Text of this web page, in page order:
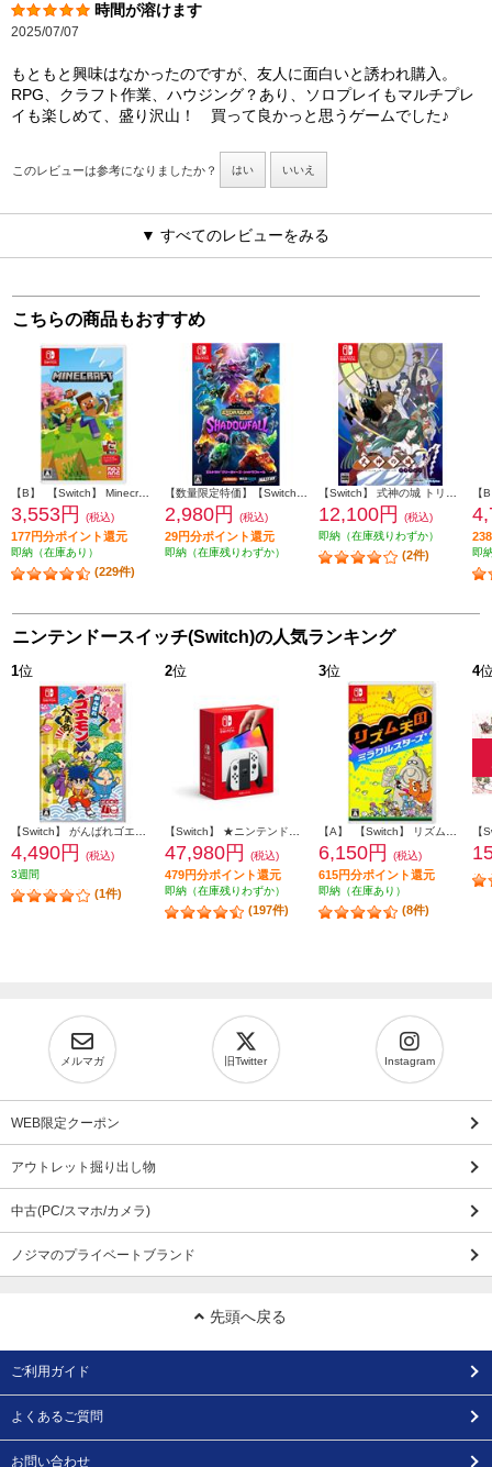
時間が溶けます
2025/07/07
もともと興味はなかったのですが、友人に面白いと誘われ購入。
RPG、クラフト作業、ハウジング？あり、ソロプレイもマルチプレ
イも楽しめて、盛り沢山！ 買って良かっと思うゲームでした♪
このレビューは参考になりましたか？ はい いいえ
▼ すべてのレビューをみる
こちらの商品もおすすめ
【B】 【Switch】 Minecraft（マインクラフト）
3,553円 (税込)
177円分ポイント還元
即納（在庫あり）
(229件)
【数量限定特価】【Switch】 エルドラド クリーチャーズ・シャドウフォール
2,980円 (税込)
29円分ポイント還元
即納（在庫残りわずか）
【Switch】 式神の城 トリロジー
12,100円
(税込)
即納（在庫残りわずか）
(2件) 即
ニンテンドースイッチ(Switch)の人気ランキング
1位
【Switch】 がんばれゴエモン大集合！
4,490円
(税込)
3週間
(1件)
2位
【Switch】 ★ニンテンドースイッチ本体 Nintendo Switch（有機ELモデル） Joy-Con(L)/(R) ホワイト
47,980円 (税込)
479円分ポイント還元
即納（在庫残りわずか）
(197件)
3位
【A】 【Switch】 リズム天国 ミラクルスターズ
6,150円 (税込)
615円分ポイント還元
即納（在庫あり）
(8件)
4
メルマガ 旧Twitter Instagram
WEB限定クーポン
アウトレット掘り出し物
中古(PC/スマホ/カメラ)
ノジマのプライベートブランド
先頭へ戻る
ご利用ガイド
よくあるご質問
お問い合わせ